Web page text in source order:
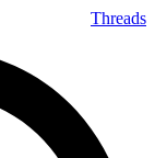
Threads